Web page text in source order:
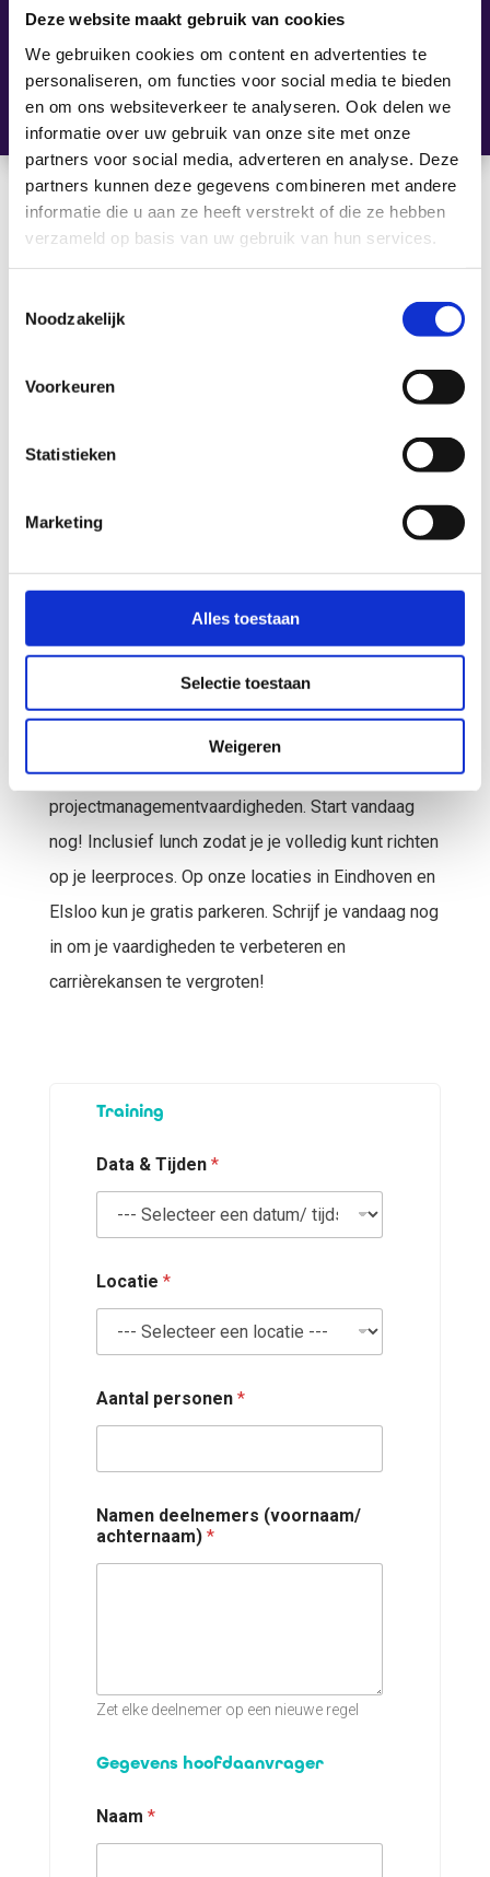
Deze website maakt gebruik van cookies
We gebruiken cookies om content en advertenties te
personaliseren, om functies voor social media te bieden
en om ons websiteverkeer te analyseren. Ook delen we
informatie over uw gebruik van onze site met onze
partners voor social media, adverteren en analyse. Deze
partners kunnen deze gegevens combineren met andere
informatie die u aan ze heeft verstrekt of die ze hebben
verzameld op basis van uw gebruik van hun services.
Noodzakelijk
Voorkeuren
Statistieken
Marketing
Alles toestaan
Selectie toestaan
Weigeren
Examengarantie
Schrijf je nu in
voor de training
PRINCE2® 7e
Practitioner
Volg de PRINCE2® 7e editie Practitioner training
voor op het PRINCE2® 7e editie Practitioner-
examen en versterk je
projectmanagementvaardigheden. Start vandaag
nog! Inclusief lunch zodat je je volledig kunt richten
op je leerproces. Op onze locaties in Eindhoven en
Elsloo kun je gratis parkeren. Schrijf je vandaag nog
in om je vaardigheden te verbeteren en
carrièrekansen te vergroten!
c
t
r
a
m
t
a
Training
Data & Tijden *
Locatie *
Aantal personen *
Namen deelnemers (voornaam/
achternaam) *
Zet elke deelnemer op een nieuwe regel
Gegevens hoofdaanvrager
Naam *